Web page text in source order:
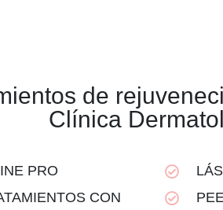
de
Clínica
PRO
CON